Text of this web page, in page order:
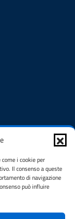
i cookie per
Il consenso a queste
di navigazione
può influire